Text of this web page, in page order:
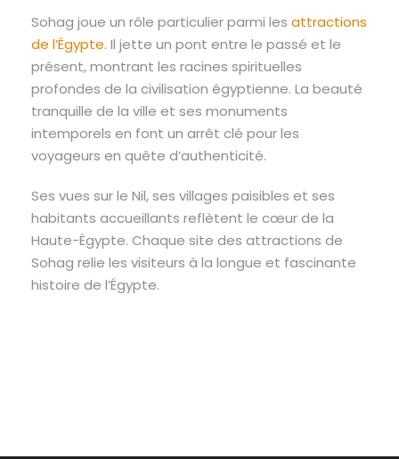
Sohag joue un rôle particulier parmi les attractions
de l’Égypte. Il jette un pont entre le passé et le
présent, montrant les racines spirituelles
profondes de la civilisation égyptienne. La beauté
tranquille de la ville et ses monuments
intemporels en font un arrêt clé pour les
voyageurs en quête d’authenticité.
Ses vues sur le Nil, ses villages paisibles et ses
habitants accueillants reflètent le cœur de la
Haute-Égypte. Chaque site des attractions de
Sohag relie les visiteurs à la longue et fascinante
histoire de l’Égypte.